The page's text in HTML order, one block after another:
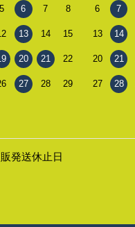
5 6 7 8
13 14 15
20 21 22
27 28 29
6 7
13 14
20 21
27 28
発送休止日